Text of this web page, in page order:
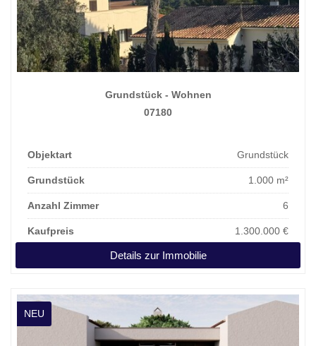
Grundstück - Wohnen
07180
Objektart Grundstück
Grundstück 1.000 m²
Anzahl Zimmer 6
Kaufpreis 1.300.000 €
Details zur Immobilie
NEU